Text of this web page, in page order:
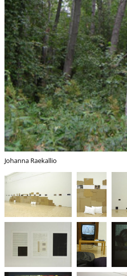
Johanna Raekallio